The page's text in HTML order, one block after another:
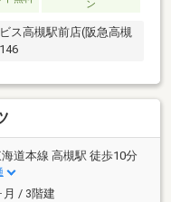
ン
ス高槻駅前店(阪急高槻
海道本線 高槻駅 徒歩10分
月 / 3階建